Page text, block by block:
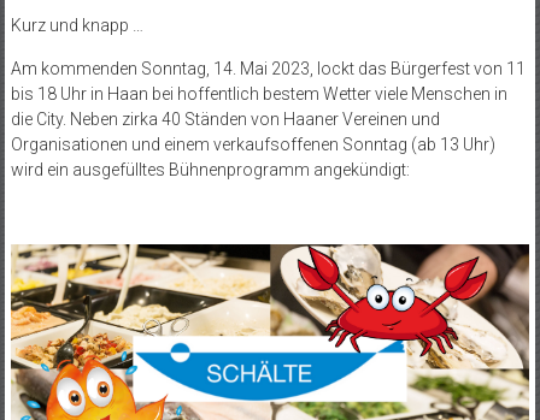
Kurz und knapp …
Am kommenden Sonntag, 14. Mai 2023, lockt das Bürgerfest von 11
bis 18 Uhr in Haan bei hoffentlich bestem Wetter viele Menschen in
die City. Neben zirka 40 Ständen von Haaner Vereinen und
Organisationen und einem verkaufsoffenen Sonntag (ab 13 Uhr)
wird ein ausgefülltes Bühnenprogramm angekündigt: